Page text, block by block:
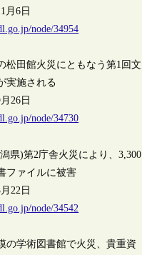
月6日
node/34954
松田館火災にともなう第1回文
実施される
26日
node/34730
県)第2庁舎火災により、3,300
ファイルに被害
22日
node/34542
の学術図書館で火災、貴重資